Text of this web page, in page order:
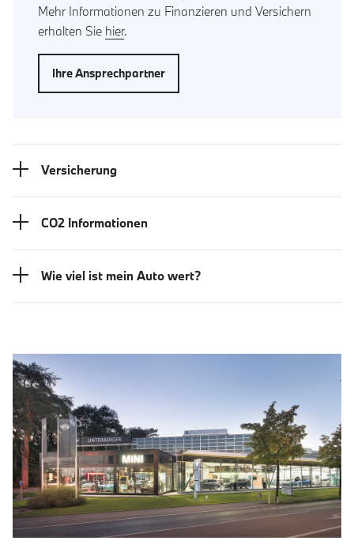
Mehr Informationen zu Finanzieren und Versichern
erhalten Sie hier.
Ihre Ansprechpartner
Versicherung
CO2 Informationen
Wie viel ist mein Auto wert?